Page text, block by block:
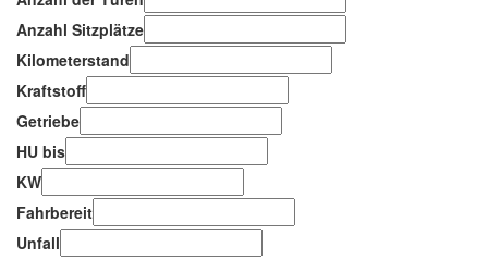
Anzahl Sitzplätze
Kilometerstand
Kraftstoff
Getriebe
HU bis
KW
Fahrbereit
Unfall